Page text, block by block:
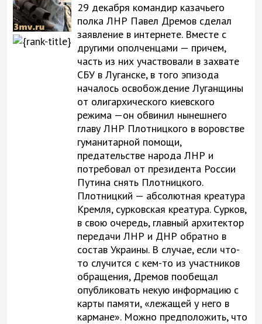
29 декабря командир казачьего
полка ЛНР Павел Дремов сделал
заявление в интернете. Вместе с
другими ополченцами — причем,
часть из них участвовали в захвате
СБУ в Луганске, в того эпизода
началось освобождение Луганщины
от олигархического киевского
режима —он обвинил нынешнего
главу ЛНР Плотницкого в воровстве
гуманитарной помощи,
предательстве народа ЛНР и
потребовал от президента России
Путина снять Плотницкого.
Плотницкий — абсолютная креатура
Кремля, сурковская креатура. Сурков,
в свою очередь, главный архитектор
передачи ЛНР и ДНР обратно в
состав Украины. В случае, если что-
то случится с кем-то из участников
обращения, Дремов пообещал
опубликовать некую информацию с
карты памяти, «лежащей у него в
кармане». Можно предположить, что